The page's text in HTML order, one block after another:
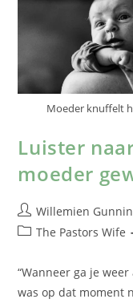
Moeder knuffelt
Luister
moeder
Willemien
The Pastors Wife
“Wanneer ga je
was op dat moment